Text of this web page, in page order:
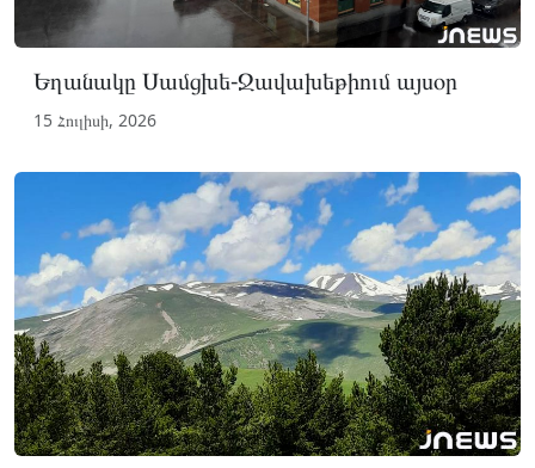
Եղանակը Սամցխե-Ջավախեթիում այսօր
15 Հուլիսի, 2026